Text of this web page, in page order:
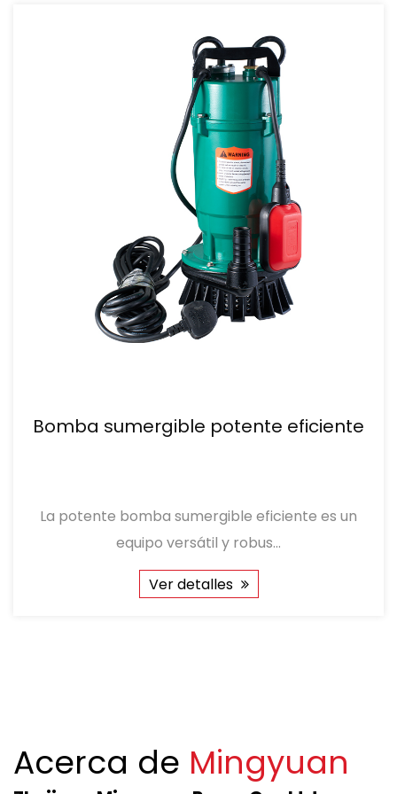
para las operaciones exigentes. Las características
clave incluyen un motor de alta capacidad capaz
de ofrecer un rendimiento constante bajo cargas
pesadas. La bomba está equipada con sistemas de
sellado avanzados para evitar la contaminación del
fluido y garantizar un funcionamiento suave. Su
diseño intuitivo simplifica el mantenimiento,
reduciendo el tiempo de inactividad y los costos
operativos. La compatibilidad versátil de la bomba
le permite integrarse perfectamente en los
sistemas existentes, acomodando una amplia
servicio pesado, esta bomba se destaca en
subterránea para procesos industriales, riego o
construcción, proporciona una solución confiable
adaptada a entornos de alta demanda. Su
rigurosas. La bomba está construida para soportar
es un
Bomba sumergible de
La bomba sumergible de acero
una solución robusta y v...
Acerca de Mingyuan